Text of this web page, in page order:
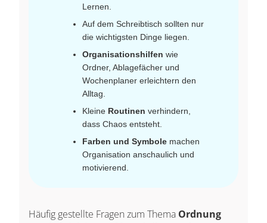
Lernen.
Auf dem Schreibtisch sollten nur
die wichtigsten Dinge liegen.
Organisationshilfen wie
Ordner, Ablagefächer und
Wochenplaner erleichtern den
Alltag.
Kleine Routinen verhindern,
dass Chaos entsteht.
Farben und Symbole machen
Organisation anschaulich und
motivierend.
Häufig gestellte Fragen zum Thema Ordnung